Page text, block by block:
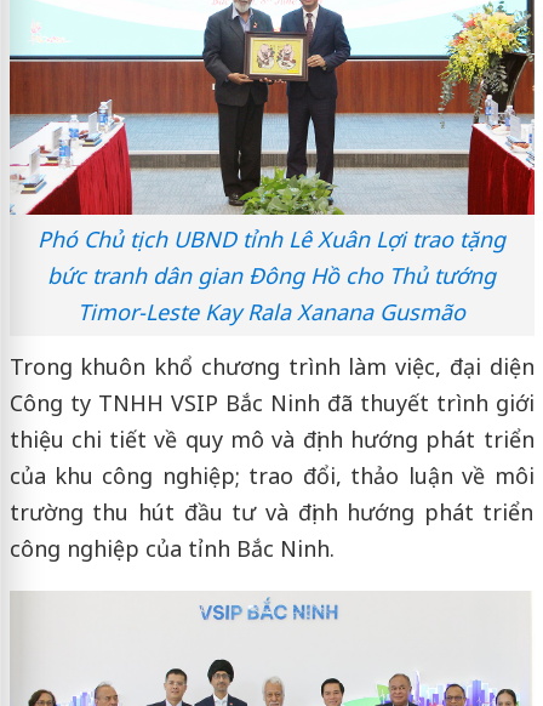
Phó Chủ tịch UBND tỉnh Lê Xuân Lợi trao tặng
bức tranh dân gian Đông Hồ cho Thủ tướng
Timor-Leste Kay Rala Xanana Gusmão
Trong khuôn khổ chương trình làm việc, đại diện
Công ty TNHH VSIP Bắc Ninh đã thuyết trình giới
thiệu chi tiết về quy mô và định hướng phát triển
của khu công nghiệp; trao đổi, thảo luận về môi
trường thu hút đầu tư và định hướng phát triển
công nghiệp của tỉnh Bắc Ninh.